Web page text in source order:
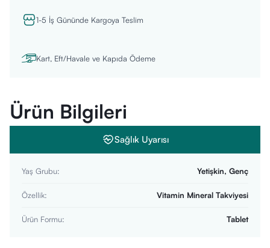
1-5 İş Gününde Kargoya Teslim
Kart, Eft/Havale ve Kapıda Ödeme
Ürün Bilgileri
Sağlık Uyarısı
Yaş Grubu: Yetişkin, Genç
Özellik: Vitamin Mineral Takviyesi
Ürün Formu: Tablet